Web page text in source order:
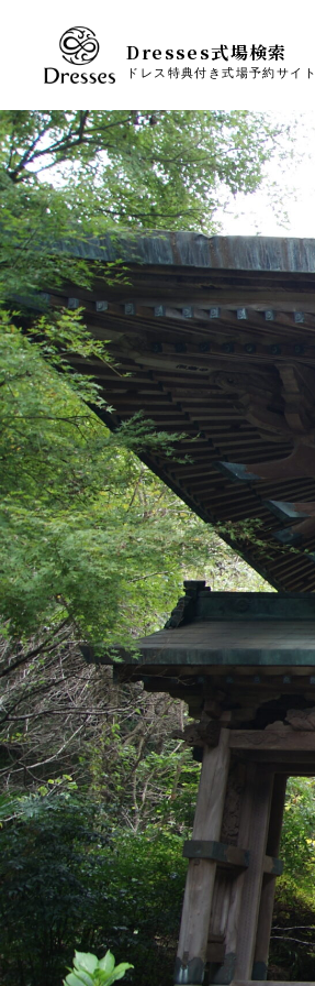
Dresses式場検索
ドレス特典付き式場予約サイト